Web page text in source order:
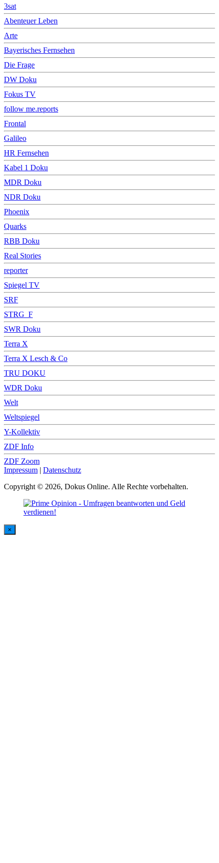
3sat
Abenteuer Leben
Arte
Bayerisches Fernsehen
Die Frage
DW Doku
Fokus TV
follow me.reports
Frontal
Galileo
HR Fernsehen
Kabel 1 Doku
MDR Doku
NDR Doku
Phoenix
Quarks
RBB Doku
Real Stories
reporter
Spiegel TV
SRF
STRG_F
SWR Doku
Terra X
Terra X Lesch & Co
TRU DOKU
WDR Doku
Welt
Weltspiegel
Y-Kollektiv
ZDF Info
ZDF Zoom
Impressum | Datenschutz
Copyright © 2026, Dokus Online. Alle Rechte vorbehalten.
×